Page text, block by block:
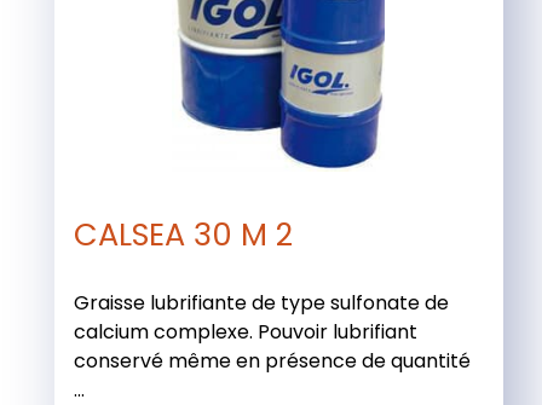
CALSEA 30 M 2
Graisse lubrifiante de type sulfonate de
calcium complexe. Pouvoir lubrifiant
conservé même en présence de quantité
...